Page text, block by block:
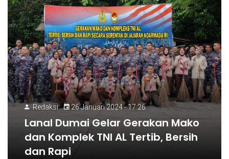
Redaksi 26 Januari 2024 - 17:26
Lanal Dumai Gelar Gerakan Mako
dan Komplek TNI AL Tertib, Bersih
dan Rapi